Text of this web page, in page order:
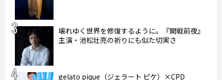
壊れゆく世界を修復するように。『開戦前夜』
主演・池松壮亮の祈りにも似た切実さ
gelato pique（ジェラート ピケ）×CPD